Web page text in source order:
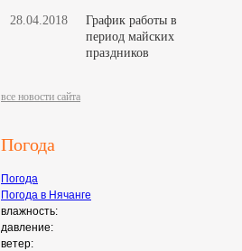
28.04.2018
График работы в
период майских
праздников
все новости сайта
Погода
Погода
Погода в Нячанге
влажность:
давление:
ветер: